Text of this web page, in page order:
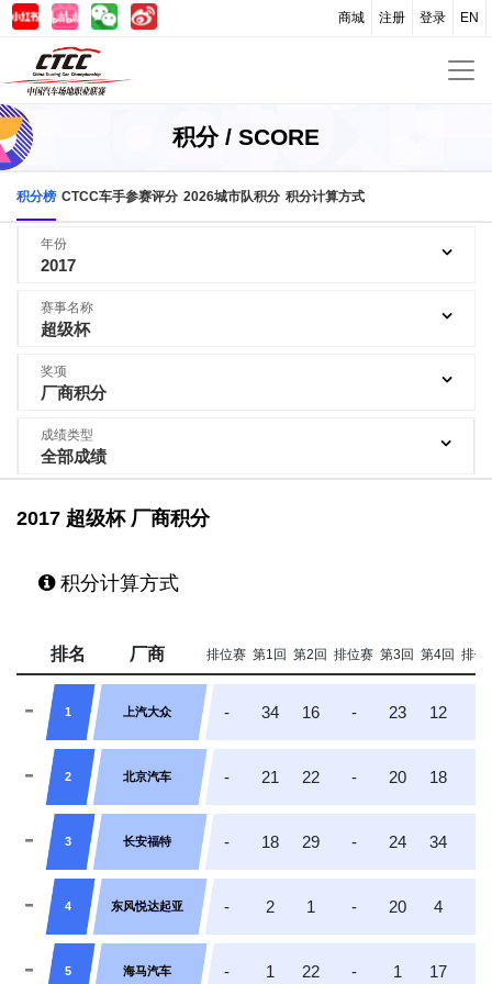
EN
登录
注册
商城
积分 / SCORE
积分榜 CTCC车手参赛评分 2026城市队积分 积分计算方式
年份
2017
赛事名称
超级杯
奖项
厂商积分
成绩类型
全部成绩
2017 超级杯 厂商积分
积分计算方式
排名 厂商 排位赛 第1回 第2回 排位赛 第3回 第4回 排位
1 上汽大众 - 34 16 - 23 12
2 北京汽车 - 21 22 - 20 18
3 长安福特 - 18 29 - 24 34
4 东风悦达起亚 - 2 1 - 20 4
5 海马汽车 - 1 22 - 1 17